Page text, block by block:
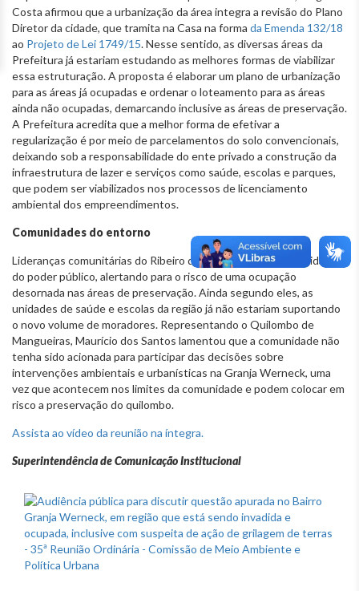
Costa afirmou que a urbanização da área integra a revisão do Plano
Diretor da cidade, que tramita na Casa na forma da Emenda 132/18
ao Projeto de Lei 1749/15. Nesse sentido, as diversas áreas da
Prefeitura já estariam estudando as melhores formas de viabilizar
essa estruturação. A proposta é elaborar um plano de urbanização
para as áreas já ocupadas e ordenar o loteamento para as áreas
ainda não ocupadas, demarcando inclusive as áreas de preservação.
A Prefeitura acredita que a melhor forma de efetivar a
regularização é por meio de parcelamentos do solo convencionais,
deixando sob a responsabilidade do ente privado a construção da
infraestrutura de lazer e serviços como saúde, escolas e parques,
que podem ser viabilizados nos processos de licenciamento
ambiental dos empreendimentos.
Comunidades do entorno
Lideranças comunitárias do Ribeiro de Abreu cobraram celeridade
do poder público, alertando para o risco de uma ocupação
desornada nas áreas de preservação. Ainda segundo eles, as
unidades de saúde e escolas da região já não estariam suportando
o novo volume de moradores. Representando o Quilombo de
Mangueiras, Maurício dos Santos lamentou que a comunidade não
tenha sido acionada para participar das decisões sobre
intervenções ambientais e urbanísticas na Granja Werneck, uma
vez que acontecem nos limites da comunidade e podem colocar em
risco a preservação do quilombo.
Assista ao vídeo da reunião na íntegra.
Superintendência de Comunicação Institucional